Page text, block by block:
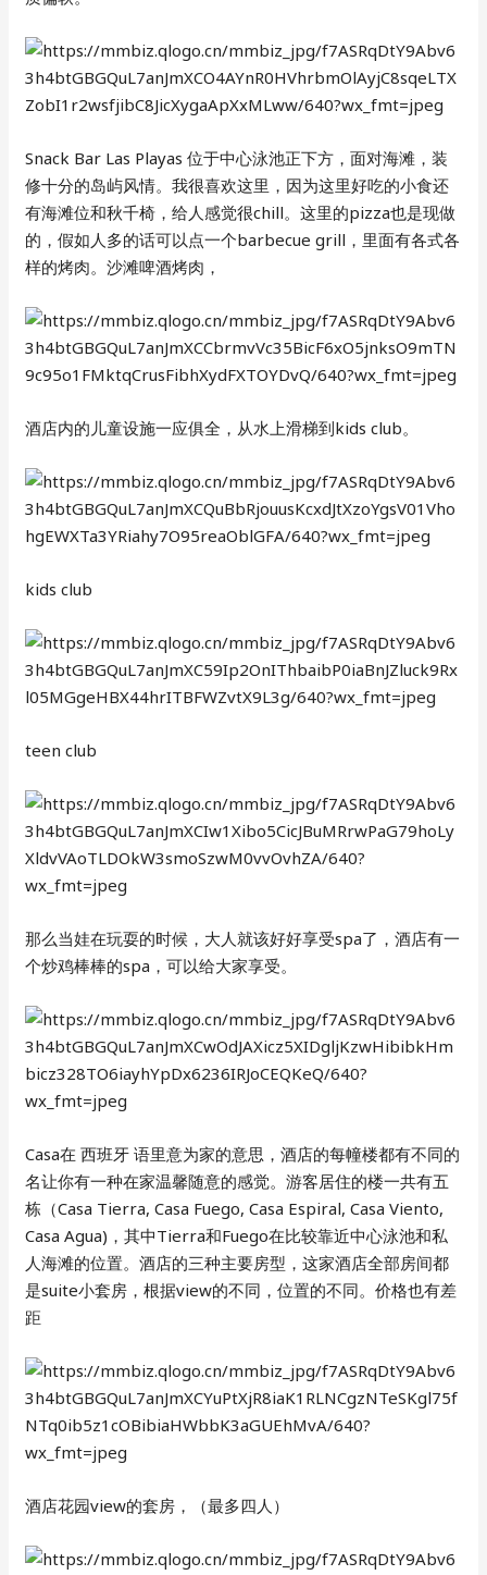
Snack Bar Las Playas 位于中心泳池正下方，面对海滩，装
修十分的岛屿风情。我很喜欢这里，因为这里好吃的小食还
有海滩位和秋千椅，给人感觉很chill。这里的pizza也是现做
的，假如人多的话可以点一个barbecue grill，里面有各式各
样的烤肉。沙滩啤酒烤肉，
酒店内的儿童设施一应俱全，从水上滑梯到kids club。
kids club
teen club
那么当娃在玩耍的时候，大人就该好好享受spa了，酒店有一
个炒鸡棒棒的spa，可以给大家享受。
Casa在 西班牙 语里意为家的意思，酒店的每幢楼都有不同的
名让你有一种在家温馨随意的感觉。游客居住的楼一共有五
栋（Casa Tierra, Casa Fuego, Casa Espiral, Casa Viento,
Casa Agua)，其中Tierra和Fuego在比较靠近中心泳池和私
人海滩的位置。酒店的三种主要房型，这家酒店全部房间都
是suite小套房，根据view的不同，位置的不同。价格也有差
距
酒店花园view的套房，（最多四人）